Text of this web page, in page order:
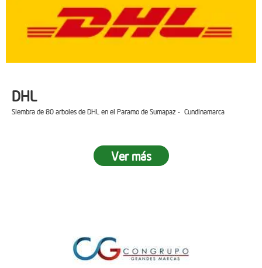
DHL
Siembra de 80 arboles de DHL en el Paramo de Sumapaz - Cundinamarca
Ver más